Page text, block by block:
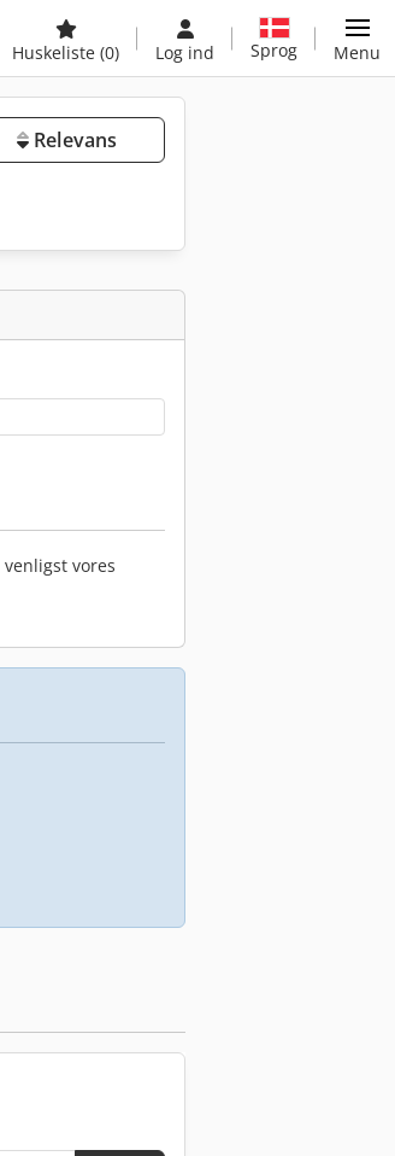
Huskeliste (0) Log ind Sprog Menu
Relevans
vores